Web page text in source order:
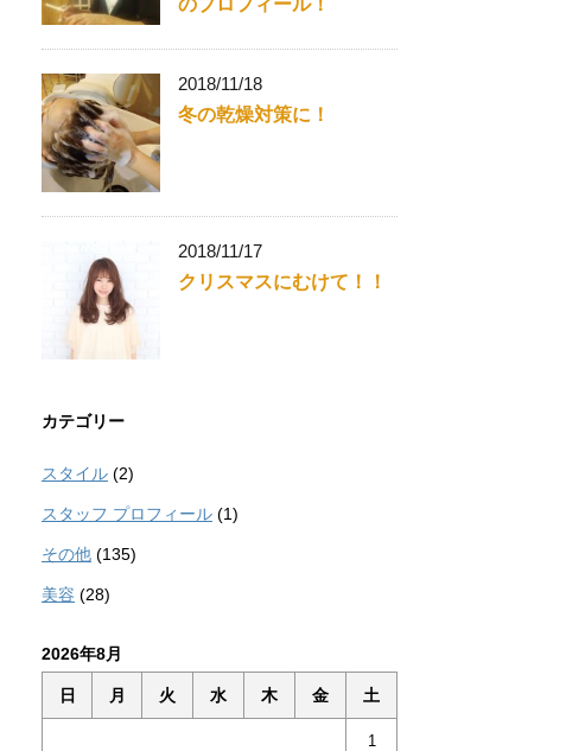
のプロフィール！
2018/11/18
冬の乾燥対策に！
2018/11/17
クリスマスにむけて！！
カテゴリー
スタイル (2)
スタッフ プロフィール (1)
その他 (135)
美容 (28)
2026年8月
日 月 火 水 木 金 土
1